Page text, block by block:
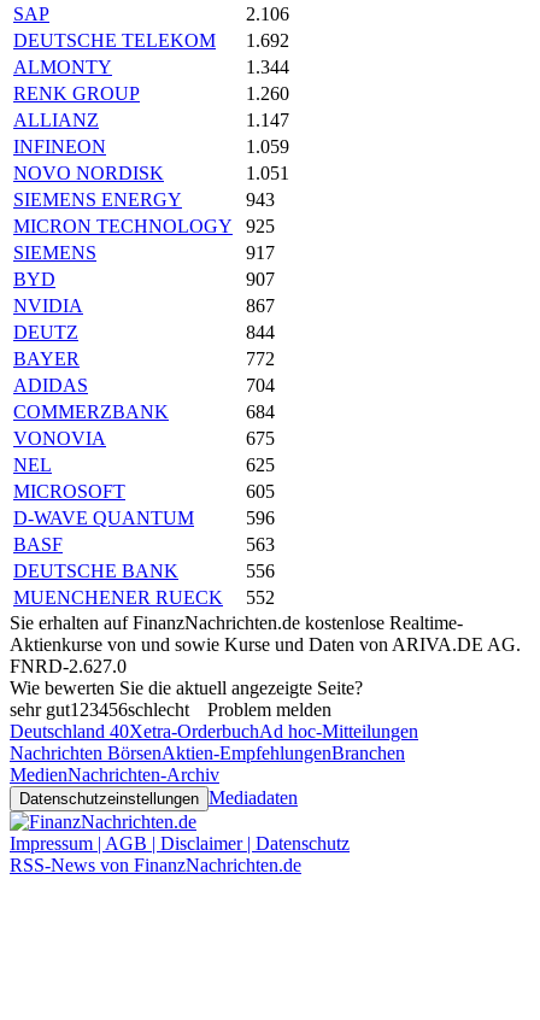
SAP
2.106
DEUTSCHE TELEKOM
1.692
ALMONTY
1.344
RENK GROUP
1.260
ALLIANZ
1.147
INFINEON
1.059
NOVO NORDISK
1.051
SIEMENS ENERGY
943
MICRON TECHNOLOGY
925
SIEMENS
917
BYD
907
NVIDIA
867
DEUTZ
844
BAYER
772
ADIDAS
704
COMMERZBANK
684
VONOVIA
675
NEL
625
MICROSOFT
605
D-WAVE QUANTUM
596
BASF
563
DEUTSCHE BANK
556
MUENCHENER RUECK
552
Sie erhalten auf FinanzNachrichten.de kostenlose Realtime-
Aktienkurse von und sowie Kurse und Daten von ARIVA.DE AG.
FNRD-2.627.0
Wie bewerten Sie die aktuell angezeigte Seite?
sehr gut1 23456schlecht
Problem melden
Deutschland 40Xetra-OrderbuchAd hoc-Mitteilungen
Nachrichten BörsenAktien-EmpfehlungenBranchen
MedienNachrichten-Archiv
Datenschutzeinstellungen Mediadaten
Impressum | AGB | Disclaimer | Datenschutz
RSS-News von FinanzNachrichten.de